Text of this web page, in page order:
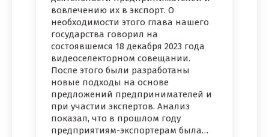
вовлечению их в экспорт. О
необходимости этого глава нашего
государства говорил на
состоявшемся 18 декабря 2023 года
видеоселекторном совещании.
После этого были разработаны
новые подходы на основе
предложений предпринимателей и
при участии экспертов. Анализ
показал, что в прошлом году
предприятиям-экспортерам была…